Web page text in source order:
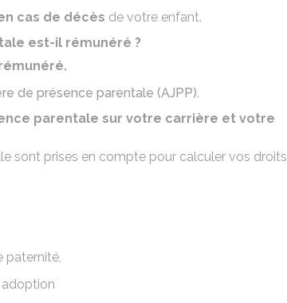
cas de décès de votre enfant.
est-il rémunéré ?
de présence parentale (AJPP).
parentale sur votre carrière et votre
sont prises en compte pour calculer vos droits
paternité,
adoption